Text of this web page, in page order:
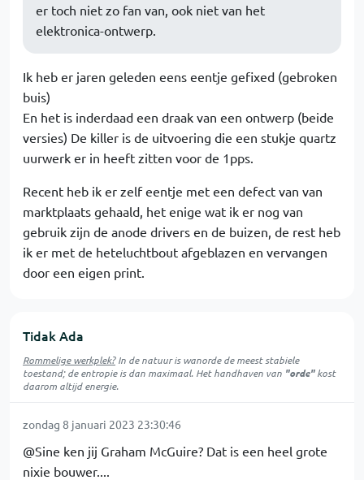
er toch niet zo fan van, ook niet van het
elektronica-ontwerp.
Ik heb er jaren geleden eens eentje gefixed (gebroken
buis)
En het is inderdaad een draak van een ontwerp (beide
versies) De killer is de uitvoering die een stukje quartz
uurwerk er in heeft zitten voor de 1pps.
Recent heb ik er zelf eentje met een defect van van
marktplaats gehaald, het enige wat ik er nog van
gebruik zijn de anode drivers en de buizen, de rest heb
ik er met de heteluchtbout afgeblazen en vervangen
door een eigen print.
Tidak Ada
Rommelige werkplek?In de natuur iswanordede meest stabiele
toestand; de entropie is dan maximaal. Het handhaven van "orde"kost
daarom altijd energie.
zondag 8 januari 2023 23:30:46
@Sine ken jij Graham McGuire? Dat is een heel grote
nixie bouwer....